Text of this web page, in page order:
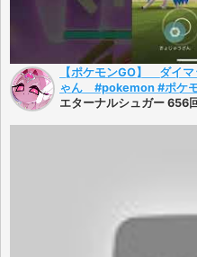
【ポケモンGO】 ダイ
ゃん #pokemon #ポケ
エターナルシュガー 656